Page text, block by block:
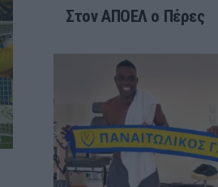
Στον ΑΠΟΕΛ ο Πέρες